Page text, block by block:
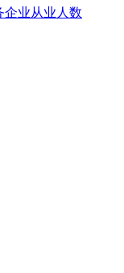
企业从业人数